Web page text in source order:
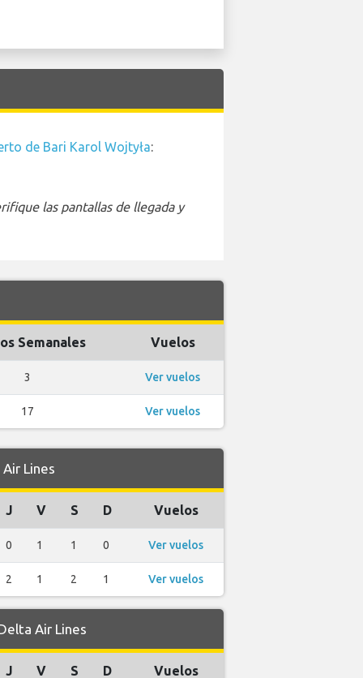
de Bari Karol Wojtyła:
las pantallas de llegada y
Semanales Vuelos
3 Ver vuelos
17 Ver vuelos
Lines
J V S D Vuelos
0 1 1 0 Ver vuelos
2 1 2 1 Ver vuelos
Air Lines
J V S D Vuelos